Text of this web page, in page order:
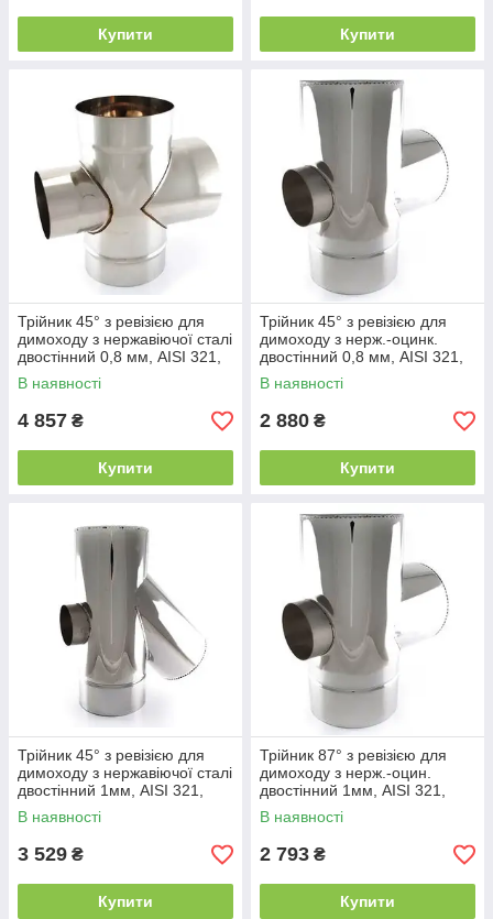
Купити Купити
Трійник 45° з ревізією для
димоходу з нержавіючої сталі
двостінний 0,8 мм, AISI 321,
200
В наявності
4 857 ₴
Купити
Трійник 45° з ревізією для
димоходу з нерж.-оцинк.
двостінний 0,8 мм, AISI 321,
110
В наявності
2 880 ₴
Купити
Трійник 45° з ревізією для
димоходу з нержавіючої сталі
двостінний 1мм, AISI 321,
В наявності
3 529 ₴
Купити
Трійник 87° з ревізією для
димоходу з нерж.-оцин.
двостінний 1мм, AISI 321,
В наявності
2 793 ₴
Купити